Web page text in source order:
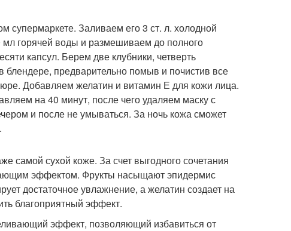
супермаркете. Заливаем его 3 ст. л. холодной
горячей воды и размешиваем до полного
капсул. Берем две клубники, четверть
предварительно помыв и почистив все
Добавляем желатин и витамин Е для кожи лица.
на 40 минут, после чего удаляем маску с
и после не умываться. За ночь кожа сможет
самой сухой коже. За счет выгодного сочетания
эффектом. Фрукты насыщают эпидермис
достаточное увлажнение, а желатин создает на
благоприятный эффект.
эффект, позволяющий избавиться от